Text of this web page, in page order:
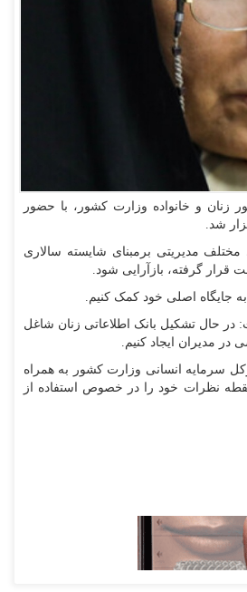
زنان و خانواده وزارت کشور، با حضور
مختلف مدیریتی برمبنای شایسته سالاری
گرفته، بازآرایی شود.
به جایگاه اصلی خود کمک کنیم.
در حال تشکیل بانک اطلاعاتی زنان شاغل
مدیران ایجاد کنیم.
سرمایه انسانی وزارت کشور به همراه
نظرات خود را در خصوص استفاده از